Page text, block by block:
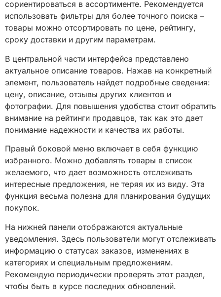
сориентироваться в ассортименте. Рекомендуется
использовать фильтры для более точного поиска –
товары можно отсортировать по цене, рейтингу,
сроку доставки и другим параметрам.
В центральной части интерфейса представлено
актуальное описание товаров. Нажав на конкретный
элемент, пользователь найдет подробные сведения:
цену, описание, отзывы других клиентов и
фотографии. Для повышения удобства стоит обратить
внимание на рейтинги продавцов, так как это дает
понимание надежности и качества их работы.
Правый боковой меню включает в себя функцию
избранного. Можно добавлять товары в список
желаемого, что дает возможность отслеживать
интересные предложения, не теряя их из виду. Эта
функция весьма полезна для планирования будущих
покупок.
На нижней панели отображаются актуальные
уведомления. Здесь пользователи могут отслеживать
информацию о статусах заказов, изменениях в
категориях и специальным предложениям.
Рекомендую периодически проверять этот раздел,
чтобы быть в курсе последних обновлений.